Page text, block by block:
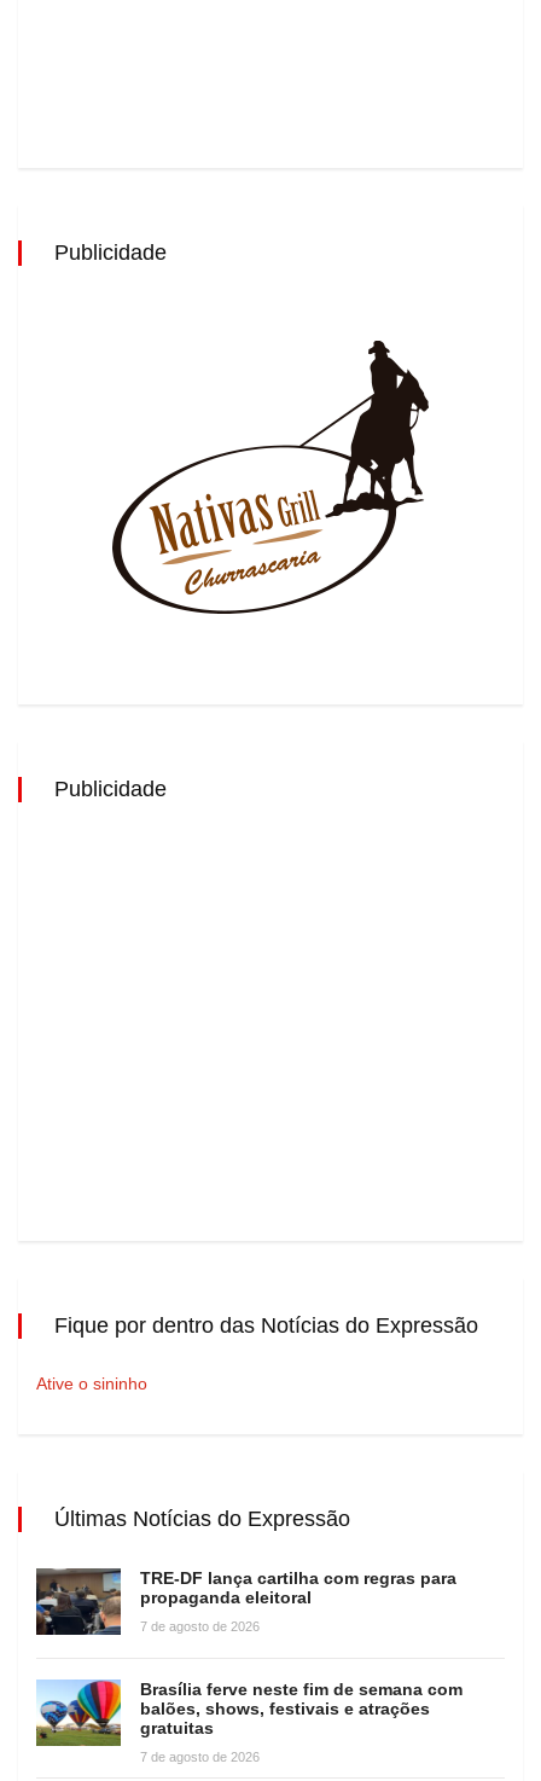
Publicidade
Publicidade
Fique por dentro das Notícias do Expressão
Ative o sininho
Últimas Notícias do Expressão
TRE-DF lança cartilha com regras para
propaganda eleitoral
7 de agosto de 2026
Brasília ferve neste fim de semana com
balões, shows, festivais e atrações
gratuitas
7 de agosto de 2026